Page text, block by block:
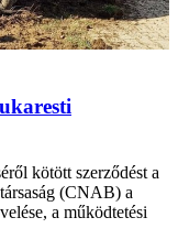
kötött szerződést a
(CNAB) a
a működtetési